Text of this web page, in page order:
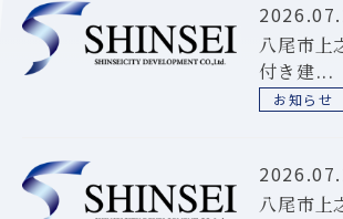
八尾市上
付き建...
お知らせ
八尾市上